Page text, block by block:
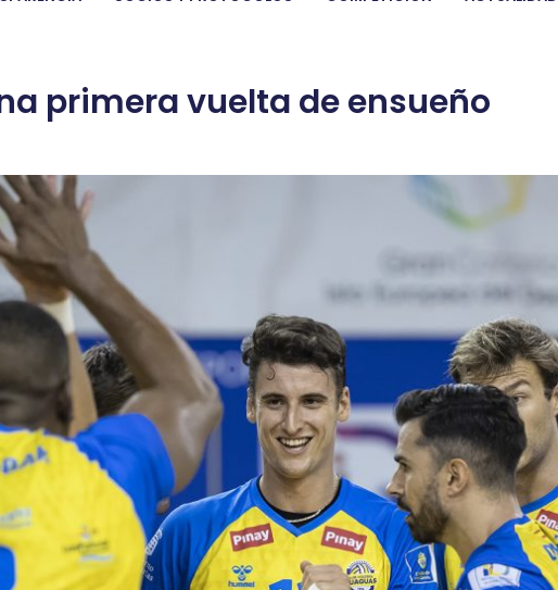
primera vuelta de ensueño